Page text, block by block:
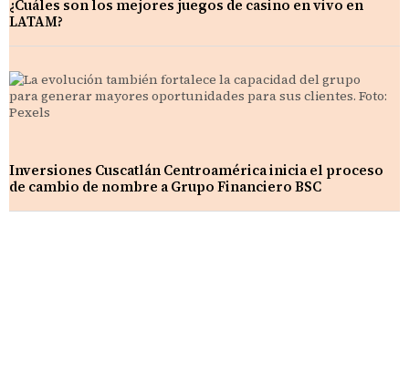
¿Cuáles son los mejores juegos de casino en vivo en
LATAM?
Inversiones Cuscatlán Centroamérica inicia el proceso
de cambio de nombre a Grupo Financiero BSC